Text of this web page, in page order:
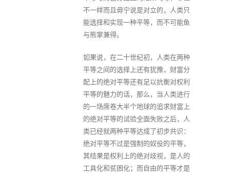
不一样而且毋宁说是对立的，人类只
能选择和实现一种平等，而不可能鱼
与熊掌兼得。
如果说，在二十世纪初，人类在两种
平等之间的选择上还有犹豫，财富分
配上的绝对平等还有足以抗衡对权利
平等的魅力的话，那么，当人类进行
的一场席卷大半个地球的追求财富上
的绝对平等的试验全面失败之后，人
类已经就两种平等达成了初步共识：
绝对平等不过是强制的奴役的平等，
其结果是权利上的绝对歧视，是人的
工具化和贫困化；而自由的平等才是